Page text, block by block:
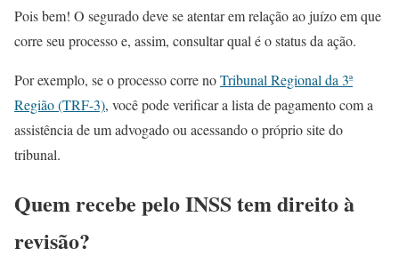
Pois bem! O segurado deve se atentar em relação ao juízo em que
corre seu processo e, assim, consultar qual é o status da ação.
Por exemplo, se o processo corre noTribunal Regional da 3ª
Região (TRF-3), você pode verificar a lista de pagamento com a
assistência de um advogado ou acessando o próprio site do
tribunal.
Quem recebe pelo INSS tem direito à
revisão?